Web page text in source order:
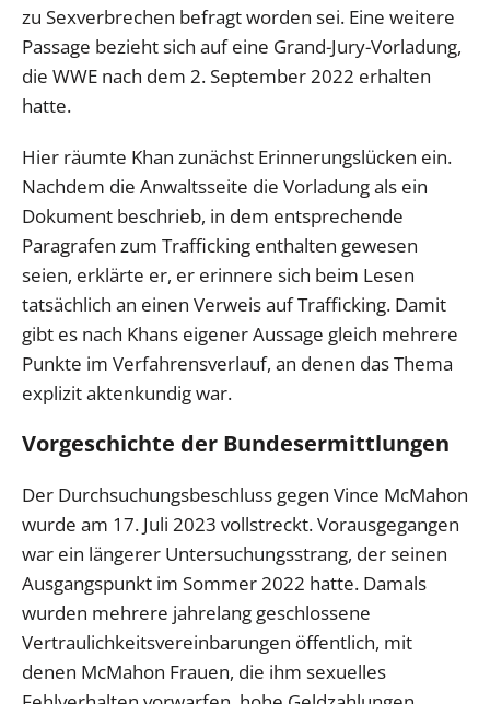
zu Sexverbrechen befragt worden sei. Eine weitere
Passage bezieht sich auf eine Grand-Jury-Vorladung,
die WWE nach dem 2. September 2022 erhalten
hatte.
Hier räumte Khan zunächst Erinnerungslücken ein.
Nachdem die Anwaltsseite die Vorladung als ein
Dokument beschrieb, in dem entsprechende
Paragrafen zum Trafficking enthalten gewesen
seien, erklärte er, er erinnere sich beim Lesen
tatsächlich an einen Verweis auf Trafficking. Damit
gibt es nach Khans eigener Aussage gleich mehrere
Punkte im Verfahrensverlauf, an denen das Thema
explizit aktenkundig war.
Vorgeschichte der Bundesermittlungen
Der Durchsuchungsbeschluss gegen Vince McMahon
wurde am 17. Juli 2023 vollstreckt. Vorausgegangen
war ein längerer Untersuchungsstrang, der seinen
Ausgangspunkt im Sommer 2022 hatte. Damals
wurden mehrere jahrelang geschlossene
Vertraulichkeitsvereinbarungen öffentlich, mit
denen McMahon Frauen, die ihm sexuelles